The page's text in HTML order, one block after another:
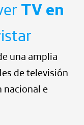
TV en
una amplia
de televisión
nacional e